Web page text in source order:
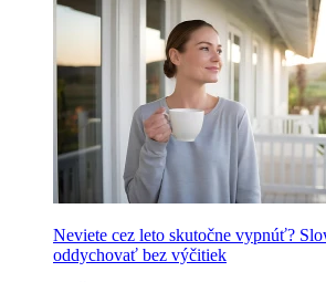
Neviete cez leto skutočne vypnúť?
oddychovať bez výčitiek